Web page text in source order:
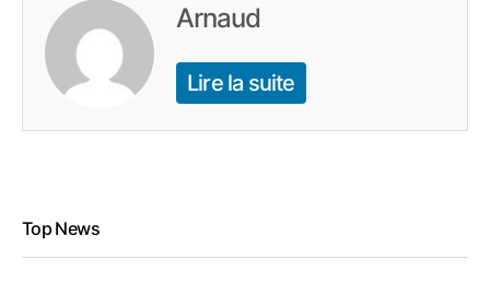
Arnaud
Lire la suite
Top News